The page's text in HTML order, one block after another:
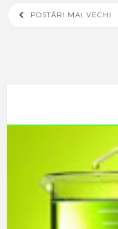
POSTĂRI MAI VECHI